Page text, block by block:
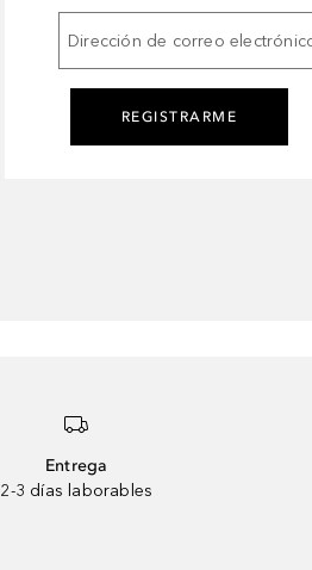
Dirección de correo
REGISTRARME
Entrega
2-3 días laborables